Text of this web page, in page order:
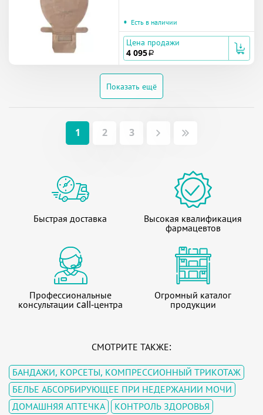
• Есть в наличии
Цена продажи
4 095 a
Показать ещё
1 2 3
Быстрая доставка Высокая квалификация
фармацевтов
Профессиональные
консультации call-центра
Огромный каталог
продукции
СМОТРИТЕ ТАКЖЕ:
БАНДАЖИ, КОРСЕТЫ, КОМПРЕССИОННЫЙ ТРИКОТАЖ
БЕЛЬЕ АБСОРБИРУЮЩЕЕ ПРИ НЕДЕРЖАНИИ МОЧИ
ДОМАШНЯЯ АПТЕЧКА
КОНТРОЛЬ ЗДОРОВЬЯ